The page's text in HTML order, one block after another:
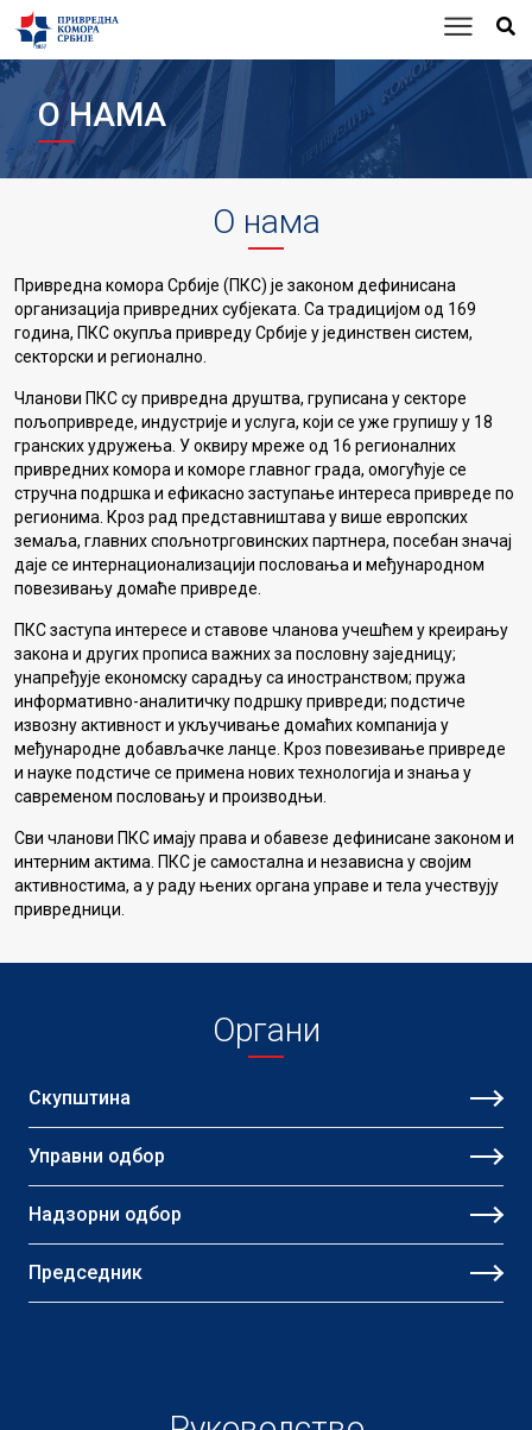
О НАМА
О нама
Привредна комора Србије (ПКС) је законом дефинисана
организација привредних субјеката. Са традицијом од 169
година, ПКС окупља привреду Србије у јединствен систем,
секторски и регионално.
Чланови ПКС су привредна друштва, груписана у секторе
пољопривреде, индустрије и услуга, који се уже групишу у 18
гранских удружења. У оквиру мреже од 16 регионалних
привредних комора и коморе главног града, омогућује се
стручна подршка и ефикасно заступање интереса привреде по
регионима. Кроз рад представништава у више европских
земаља, главних спољнотрговинских партнера, посебан значај
даје се интернационализацији пословања и међународном
повезивању домаће привреде.
ПКС заступа интересе и ставове чланова учешћем у креирању
закона и других прописа важних за пословну заједницу;
унапређује економску сарадњу са иностранством; пружа
информативно-аналитичку подршку привреди; подстиче
извозну активност и укључивање домаћих компанија у
међународне добављачке ланце. Кроз повезивање привреде
и науке подстиче се примена нових технологија и знања у
савременом пословању и производњи.
Сви чланови ПКС имају права и обавезе дефинисане законом и
интерним актима. ПКС је самостална и независна у својим
активностима, а у раду њених органа управе и тела учествују
привредници.
Органи
Скупштина
Управни одбор
Надзорни одбор
Председник